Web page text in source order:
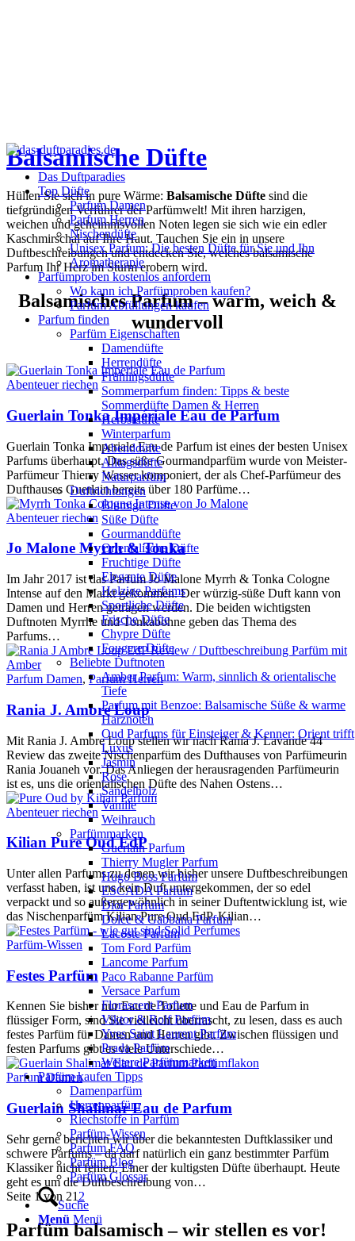
Das Duftparadies
Top Düfte
Parfum Damen
Parfum Herren
Nischendüfte
Unisex Parfum: Die besten Düfte für Sie und Ihn
Aromatherapie
Parfümproben kostenlos anfordern
Wo kann ich Parfümproben kaufen?
Parfüm Abfüllungen kaufen
Parfum finden
Parfüm Eigenschaften
Damendüfte
Herrendüfte
Frühlingsdüfte
Sommerparfum finden: Tipps & beste
Sommerdüfte Damen & Herren
Herbstdüfte
Winterparfum
Abenddüfte
Alltagsdüfte
Naturparfüm
Duftrichtungen
Blumige Düfte
Süße Düfte
Gourmanddüfte
Orientalische Düfte
Fruchtige Düfte
Elegante Düfte
Holzige Parfums
Sportliche Düfte
Frische Düfte
Chypre Düfte
Fougere Düfte
Beliebte Duftnoten
Amber Parfum: Warm, sinnlich & orientalische
Tiefe
Parfum mit Benzoe: Balsamische Süße & warme
Harznoten
Oud Parfums für Einsteiger & Kenner: Orient trifft
Luxus
Jasmin
Rose
Sandelholz
Vanille
Weihrauch
Parfümmarken
Guerlain Parfum
Thierry Mugler Parfum
Hugo Boss Parfum
ESCADA Parfum
Dior Parfum
Dolce & Gabbana Parfum
Lacoste Parfum
Tom Ford Parfüm
Lancome Parfum
Paco Rabanne Parfüm
Versace Parfum
Florascent Parfum
Viktor & Rolf Parfüm
Yves Saint Laurent Parfüm
Prada Parfüm
Weitere Parfümmarken
Parfüm kaufen Tipps
Damenparfüm
Herrenparfüm
Riechstoffe in Parfüm
Parfüm-Wissen
Parfum FAQ
Parfüm Blog
Parfüm Glossar
Suche
Menü Menü
Balsamische Düfte
Hüllen Sie sich in pure Wärme: Balsamische Düfte sind die
tiefgründigen Verführer der Parfümwelt! Mit ihren harzigen,
weichen und geheimnisvollen Noten legen sie sich wie ein edler
Kaschmirschal auf Ihre Haut. Tauchen Sie ein in unsere
Duftbeschreibungen und entdecken Sie, welches balsamische
Parfum Ihr Herz im Sturm erobern wird.
Balsamisches Parfum – warm, weich &
wundervoll
Abenteuer riechen
Guerlain Tonka Impériale Eau de Parfum
Guerlain Tonka Imperiale Eau de Parfum ist eines der besten Unisex
Parfums überhaupt. Das süße Gourmandparfüm wurde von Meister-
Parfümeur Thierry Wasser komponiert, der als Chef-Parfümeur des
Dufthauses Guerlain bereits über 180 Parfüme…
Abenteuer riechen
Jo Malone Myrrh & Tonka
Im Jahr 2017 ist das Parfum Jo Malone Myrrh & Tonka Cologne
Intense auf den Markt gekommen. Der würzig-süße Duft kann von
Damen und Herren getragen werden. Die beiden wichtigsten
Duftnoten Myrrhe und Tonkabohne geben das Thema des
Parfums…
Parfum Damen, Parfum Herren
Rania J. Ambre Loup
Mit Rania J. Ambre Loup stellen wir nach Rania J. Lavande 44
Review das zweite Nischenparfüm des Dufthauses von Parfümeurin
Rania Jouaneh vor. Das Anliegen der herausragenden Parfümeurin
ist es, uns die orientalischen Düfte des Nahen Ostens…
Abenteuer riechen
Kilian Pure Oud EdP
Unter allen Parfums zu denen wir bisher unsere Duftbeschreibungen
verfasst haben, ist uns kein Duft untergekommen, der so edel
verpackt und so außergewöhnlich in seiner Duftentwicklung ist, wie
das Nischenparfüm Kilian Pure Oud EdP. Kilian…
Parfüm-Wissen
Festes Parfüm
Kennen Sie bisher nur Eau de Toilette und Eau de Parfum in
flüssiger Form, sind Sie vielleicht überrascht, zu lesen, dass es auch
festes Parfüm für Damen und Herren gibt. Zwischen flüssigen und
festen Parfums gibt es viele Unterschiede…
Parfum Damen
Guerlain Shalimar Eau de Parfum
Sehr gerne berichten wir über die bekanntesten Duftklassiker und
schwere Parfums – da darf natürlich ein ganz bestimmter Parfüm
Klassiker nicht fehlen. Einer der kultigsten Düfte überhaupt. Heute
geht es um die Duftbeschreibung von…
Seite 1 von 21 2
Parfüm balsamisch – wir stellen es vor!